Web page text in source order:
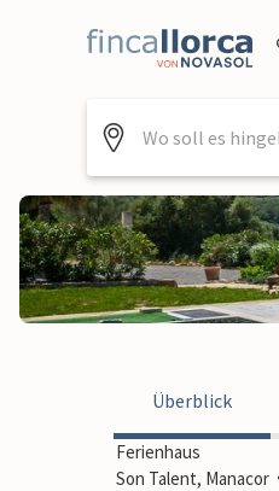
Überblick
Ferienhaus
Son Talent, Manacor